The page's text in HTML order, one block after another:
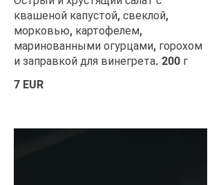
квашеной капустой, свеклой,
морковью, картофелем,
маринованными огурцами, горохом
и заправкой для винегрета. 200 г
7 EUR